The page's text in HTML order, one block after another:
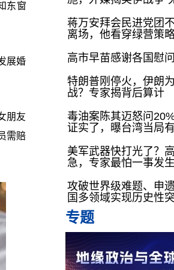
东窗
展婚
朋友
需赔
蒋万安拜会民进党团
离场，他看穿绿营策
高市早苗感谢各国慰
特朗普刚停火，伊朗
战？专家揭背后算计
毒油案陈其迈怒问
证实了，曝台湾当局
美军武器快打光了？
急，专家最怕一事发生
攻破世界级难题、申
国多领域实现历史性
专题